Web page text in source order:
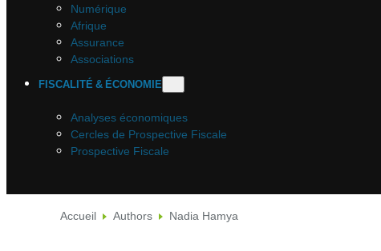
Numérique
Afrique
Assurance
Associations
FISCALITÉ & ÉCONOMIE
Analyses économiques
Cercles de Prospective Fiscale
Prospective Fiscale
Accueil Authors Nadia Hamya